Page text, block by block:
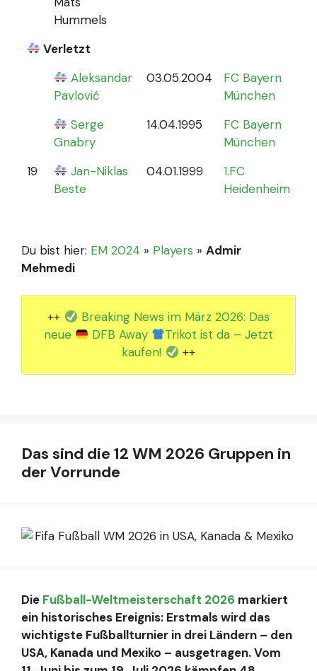
Hummels
Verletzt
Aleksandar
Pavlović
03.05.2004
FC Bayern
München
Serge
Gnabry
14.04.1995
FC Bayern
München
19
Jan-Niklas
Beste
04.01.1999
1.FC
Heidenheim
Du bist hier: EM 2024 » Players » Admir
Mehmedi
++
Breaking News im März 2026: Das
neue
DFB Away
Trikot ist da – Jetzt
kaufen!
++
Das sind die 12 WM 2026 Gruppen in
der Vorrunde
Die Fußball-Weltmeisterschaft 2026 markiert
ein historisches Ereignis: Erstmals wird das
wichtigste Fußballturnier in drei Ländern – den
USA, Kanada und Mexiko – ausgetragen. Vom